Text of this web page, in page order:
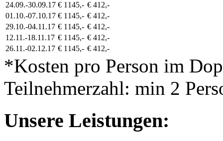
24.09.-30.09.17 € 1145,- € 412,-
01.10.-07.10.17 € 1145,- € 412,-
29.10.-04.11.17 € 1145,- € 412,-
12.11.-18.11.17 € 1145,- € 412,-
26.11.-02.12.17 € 1145,- € 412,-
*Kosten pro Person im
Teilnehmerzahl: min 2
Unsere Leistungen: